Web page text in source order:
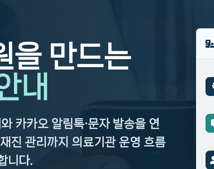
을 만드는
내
카카오 알림톡·문자 발송을 연
진 관리까지 의료기관 운영 흐름
니다.